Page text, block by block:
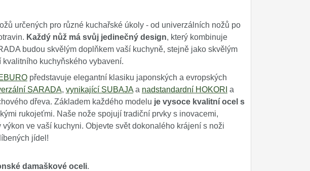
určených pro různé kuchařské úkoly - od univerzálních nožů po
Každý nůž má svůj jedinečný design, který kombinuje
budou skvělým doplňkem vaší kuchyně, stejně jako skvělým
kuchyňského vybavení.
představuje elegantní klasiku japonských a evropských
SARADA, vynikající SUBAJAa nadstandardní HOKORI a
dřeva. Základem každého modelu je vysoce kvalitní ocel s
rukojeťmi. Naše nože spojují tradiční prvky s inovacemi,
ve vaší kuchyni. Objevte svět dokonalého krájení s noži
jídel!
damaškové oceli.